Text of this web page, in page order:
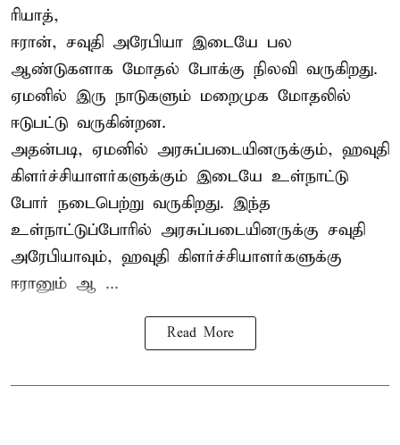
ரியாத்,
ஈரான், சவுதி அரேபியா இடையே பல
ஆண்டுகளாக மோதல் போக்கு நிலவி வருகிறது.
ஏமனில் இரு நாடுகளும் மறைமுக மோதலில்
ஈடுபட்டு வருகின்றன.
அதன்படி, ஏமனில் அரசுப்படையினருக்கும், ஹவுதி
கிளர்ச்சியாளர்களுக்கும் இடையே உள்நாட்டு
போர் நடைபெற்று வருகிறது. இந்த
உள்நாட்டுப்போரில் அரசுப்படையினருக்கு சவுதி
அரேபியாவும், ஹவுதி கிளர்ச்சியாளர்களுக்கு
ஈரானும் ஆ ...
Read More